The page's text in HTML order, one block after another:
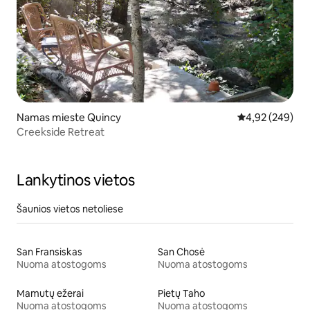
Namas mieste Quincy Vidutinis
4,92 (249)
Creekside Retreat
Lankytinos vietos
Šaunios vietos netoliese
San Fransiskas
Nuoma atostogoms
San Chosė
Nuoma atostogoms
Mamutų ežerai
Nuoma atostogoms
Pietų Taho
Nuoma atostogoms